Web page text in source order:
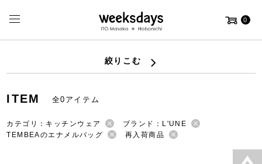
0
絞りこむ
ITEM 全0アイテム
カテゴリ：キッチンウェア
ブランド：L'UNE
TEMBEAのエナメルバッグ
再入荷商品